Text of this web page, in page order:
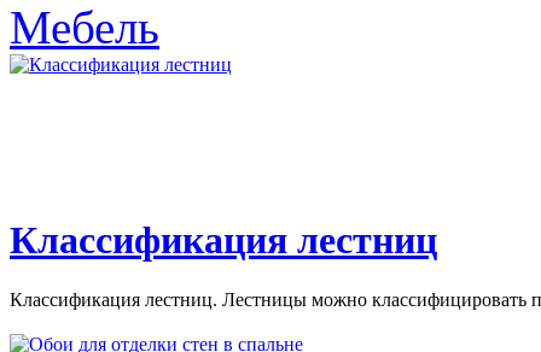
Мебель
Классификация лестниц
Классификация лестниц. Лестницы можно классифицировать